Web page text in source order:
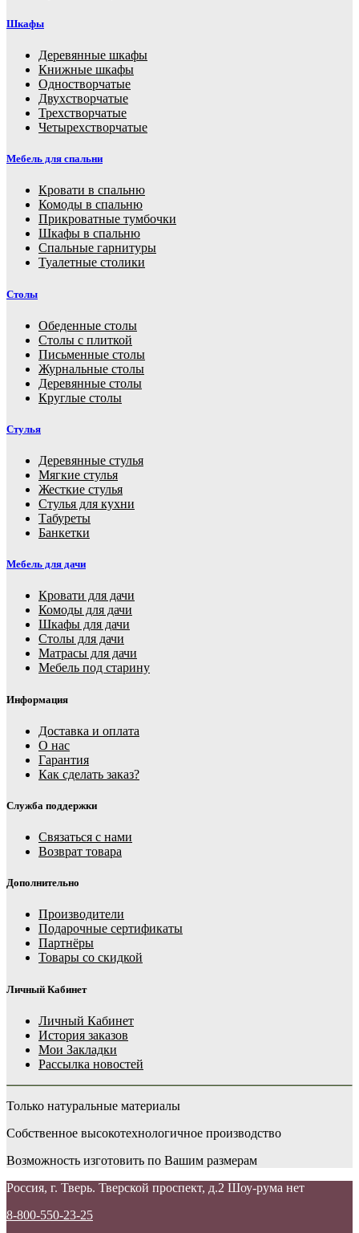
Шкафы
Деревянные шкафы
Книжные шкафы
Одностворчатые
Двухстворчатые
Трехстворчатые
Четырехстворчатые
Мебель для спальни
Кровати в спальню
Комоды в спальню
Прикроватные тумбочки
Шкафы в спальню
Спальные гарнитуры
Туалетные столики
Столы
Обеденные столы
Столы с плиткой
Письменные столы
Журнальные столы
Деревянные столы
Круглые столы
Стулья
Деревянные стулья
Мягкие стулья
Жесткие стулья
Стулья для кухни
Табуреты
Банкетки
Мебель для дачи
Кровати для дачи
Комоды для дачи
Шкафы для дачи
Столы для дачи
Матрасы для дачи
Мебель под старину
Информация
Доставка и оплата
О нас
Гарантия
Как сделать заказ?
Служба поддержки
Связаться с нами
Возврат товара
Дополнительно
Производители
Подарочные сертификаты
Партнёры
Товары со скидкой
Личный Кабинет
Личный Кабинет
История заказов
Мои Закладки
Рассылка новостей
Только натуральные материалы
Собственное высокотехнологичное производство
Возможность изготовить по Вашим размерам
Россия, г. Тверь. Тверской проспект, д.2 Шоу-рума нет
8-800-550-23-25